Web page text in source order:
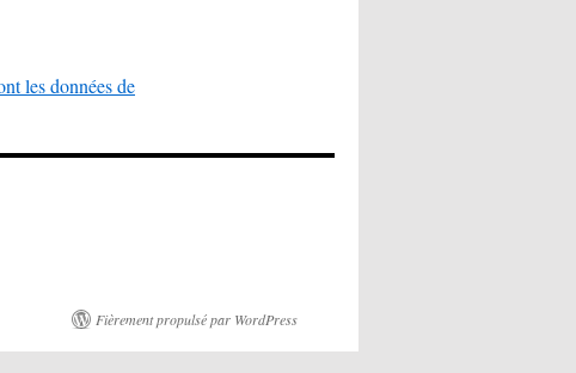
les données de
Fièrement propulsé par WordPress